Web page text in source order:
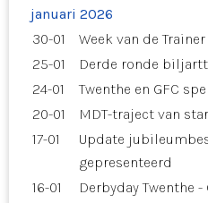
januari 2026
30-01
Week van de
25-01
Derde ronde
24-01
Twenthe en GFC
20-01
MDT-traject van
17-01
Update
gepresenteerd
16-01
Derbyday Twenthe -